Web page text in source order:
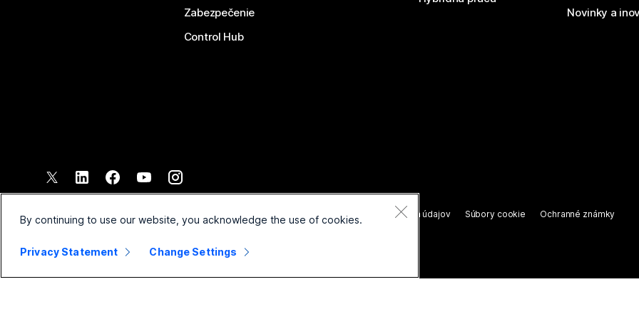
Zabezpečenie
Control Hub
Novinky a
Zmluvné podmienky
Vyhlásenie o ochrane osobných údajov Súbory cookie Ochranné známky
By continuing to use our website, you acknowledge the use of cookies.
Privacy Statement Change Settings